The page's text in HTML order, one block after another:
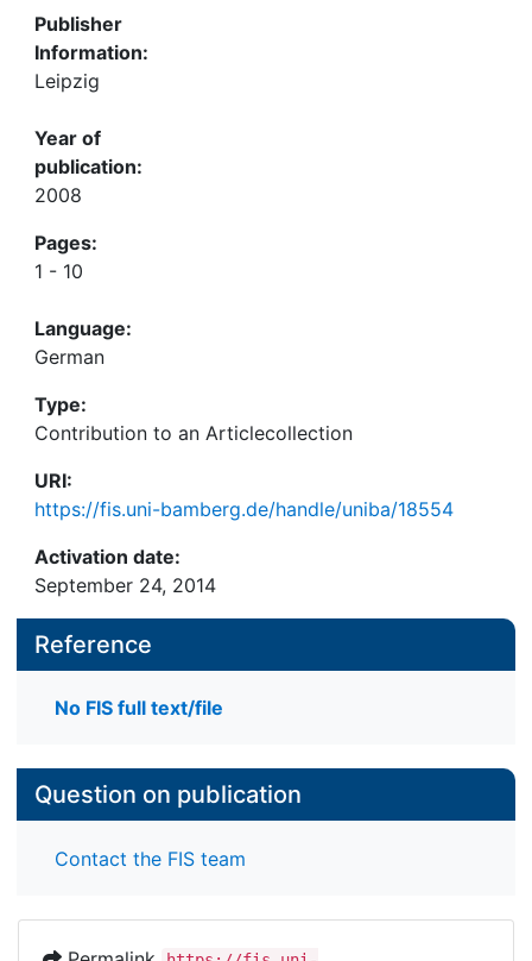
Publisher
Information:
Leipzig
Year of
publication:
2008
Pages:
1 - 10
Language:
German
Type:
Contribution to an Articlecollection
URI:
https://fis.uni-bamberg.de/handle/uniba/18554
Activation date:
September 24, 2014
Reference
No FIS full text/file
Question on publication
Contact the FIS team